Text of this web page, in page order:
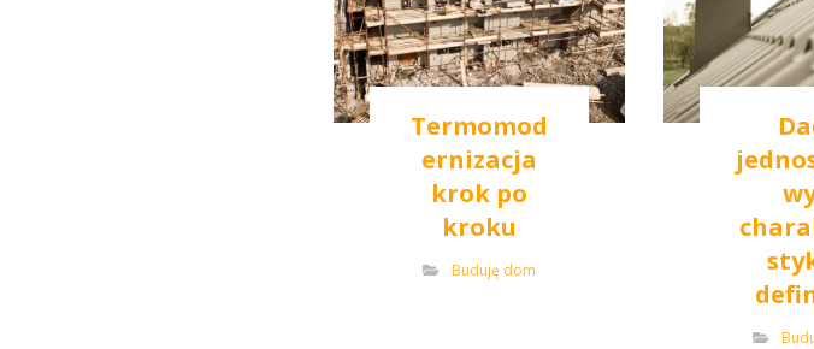
Termomod
ernizacja
krok po
kroku
Buduję dom